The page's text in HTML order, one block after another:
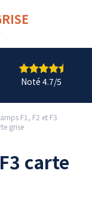
Noté 4.7/5
F1, F2 et F3
grise
carte